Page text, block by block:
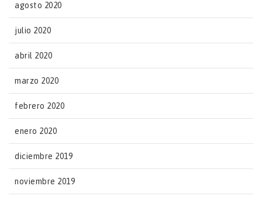
agosto 2020
julio 2020
abril 2020
marzo 2020
febrero 2020
enero 2020
diciembre 2019
noviembre 2019